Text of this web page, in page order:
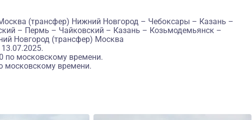
(трансфер) Нижний Новгород – Чебоксары – Казань –
– Пермь – Чайковский – Казань – Козьмодемьянск –
Новгород (трансфер) Москва
по московскому времени.
московскому времени.